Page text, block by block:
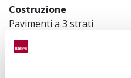
Costruzione
Pavimenti a 3 strati
187 x 2420 x 15 mm